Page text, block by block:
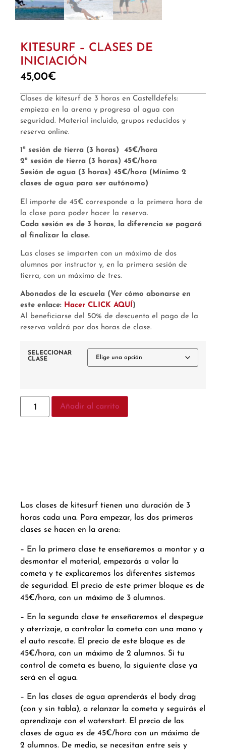
KITESURF – CLASES DE
INICIACIÓN
45,00€
Clases de kitesurf de 3 horas en Castelldefels:
empieza en la arena y progresa al agua con
seguridad. Material incluido, grupos reducidos y
reserva online.
1ª sesión de tierra (3 horas) 45€/hora
2ª sesión de tierra (3 horas) 45€/hora
Sesión de agua (3 horas) 45€/hora (Mínimo 2
clases de agua para ser autónomo)
El importe de 45€ corresponde a la primera hora de
la clase para poder hacer la reserva.
Cada sesión es de 3 horas, la diferencia se pagará
al finalizar la clase.
Las clases se imparten con un máximo de dos
alumnos por instructor y, en la primera sesión de
tierra, con un máximo de tres.
Abonados de la escuela (Ver cómo abonarse en
este enlace: Hacer CLICK AQUÍ)
Al beneficiarse del 50% de descuento el pago de la
reserva valdrá por dos horas de clase.
SELECCIONAR
CLASE
Añadir al carrito
Las clases de kitesurf tienen una duración de 3
horas cada una. Para empezar, las dos primeras
clases se hacen en la arena:
– En la primera clase te enseñaremos a montar y a
desmontar el material, empezarás a volar la
cometa y te explicaremos los diferentes sistemas
de seguridad. El precio de este primer bloque es de
45€/hora, con un máximo de 3 alumnos.
– En la segunda clase te enseñaremos el despegue
y aterrizaje, a controlar la cometa con una mano y
el auto rescate. El precio de este bloque es de
45€/hora, con un máximo de 2 alumnos. Si tu
control de cometa es bueno, la siguiente clase ya
será en el agua.
– En las clases de agua aprenderás el body drag
(con y sin tabla), a relanzar la cometa y seguirás el
aprendizaje con el waterstart. El precio de las
clases de agua es de 45€/hora con un máximo de
2 alumnos. De media, se necesitan entre seis y